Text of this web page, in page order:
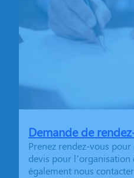
Demande de
Prenez rendez-vous
devis pour l’organisation
également nous